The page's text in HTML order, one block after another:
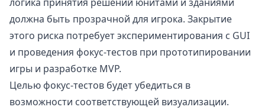
должна быть прозрачной для игрока. Закрытие
этого риска потребует экспериментирования с GUI
и проведения фокус-тестов при прототипировании
игры и разработке MVP.
Целью фокус-тестов будет убедиться в
возможности соответствующей визуализации.